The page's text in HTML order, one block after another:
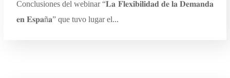
Conclusiones del webinar “𝐋𝐚 𝐅𝐥𝐞𝐱𝐢𝐛𝐢𝐥𝐢𝐝𝐚𝐝 𝐝𝐞 𝐥𝐚 𝐃𝐞𝐦𝐚𝐧𝐝𝐚
𝐞𝐧 𝐄𝐬𝐩𝐚ñ𝐚” que tuvo lugar el...